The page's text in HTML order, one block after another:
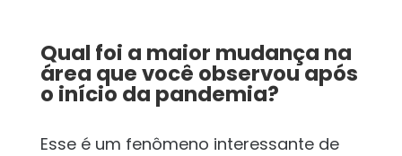
Qual foi a maior mudança na
área que você observou após
o início da pandemia?
Esse é um fenômeno interessante de